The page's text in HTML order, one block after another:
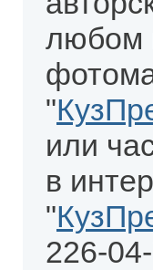
любом
"
или
в
"
226-